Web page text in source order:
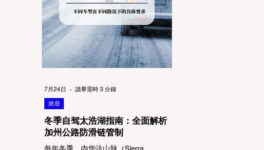
冬季自驾太浩湖指南：全面解析
加州公路防滑链管制
每年冬季，内华达山脉（Sierra
旅遊
7月24日 讀畢需時 3 分鐘